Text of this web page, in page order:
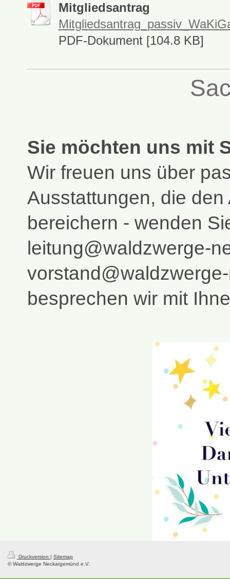
Mitgliedsantrag
PDF-Dokument [104.8 KB]
Sie möchten uns mit
Wir freuen uns über
Ausstattungen, die
bereichern - wenden
leitung@waldzwerge-
besprechen wir mit
Druckversion | Sitemap
© Waldzwerge Neckargemünd e.V.